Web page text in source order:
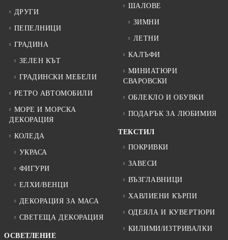
ДРУГИ
ПЕПЕЛНИЦИ
ГРАДИНА
ЗЕЛЕН КЪТ
ГРАДИНСКИ МЕБЕЛИ
РЕТРО АВТОМОБИЛИ
МОРЕ И МОРСКА
ДЕКОРАЦИЯ
КОЛЕДА
УКРАСА
ФИГУРИ
ЕЛХИ/ВЕНЦИ
ДЕКОРАЦИЯ ЗА МАСА
СВЕТЕЩА ДЕКОРАЦИЯ
ОСВЕТЛЕНИЕ
ШАЛОВЕ
ЗИМНИ
ЛЕТНИ
КАЛЪФИ
МИНИАТЮРИ
СВАРОВСКИ
ОБЛЕКЛО И ОБУВКИ
ПОДАРЪК ЗА ЛЮБИМИЯ
ТЕКСТИЛ
ПОКРИВКИ
ЗАВЕСИ
ВЪЗГЛАВНИЦИ
ХАВЛИЕНИ КЪРПИ
ОДЕЯЛА И КУВЕРТЮРИ
КИЛИМИ/ИЗТРИВАЛКИ